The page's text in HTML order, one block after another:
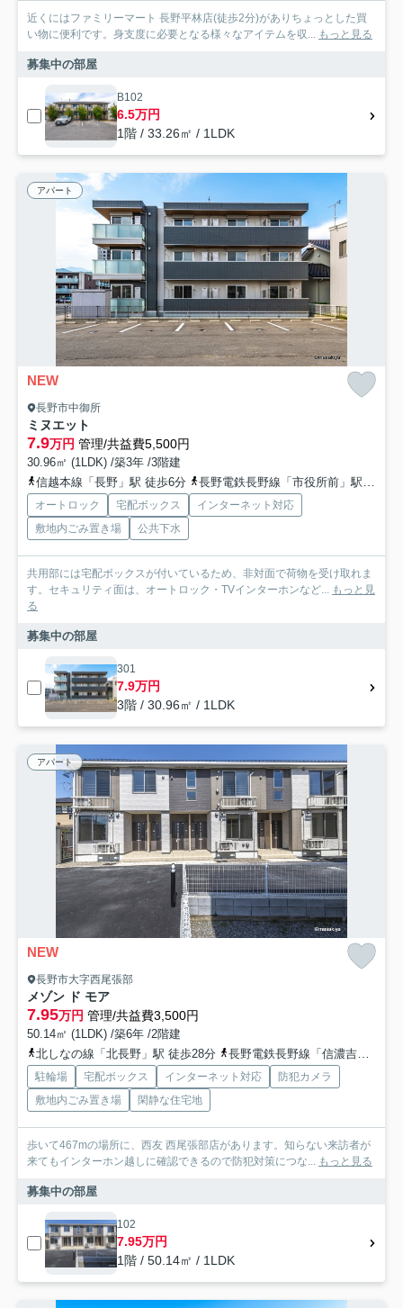
近くにはファミリーマート 長野平林店(徒歩2分)がありちょっとした買
い物に便利です。身支度に必要となる様々なアイテムを収... もっと見る
募集中の部屋
B102
6.5万円
1階 / 33.26㎡ / 1LDK
アパート
NEW
長野市中御所
ミヌエット
7.9万円 管理/共益費5,500円
30.96㎡ (1LDK) /築3年 /3階建
信越本線「長野」駅 徒歩6分
長野電鉄長野線「市役所前」駅 徒歩18分
オートロック 宅配ボックス
インターネット対応
敷地内ごみ置き場
公共下水
共用部には宅配ボックスが付いているため、非対面で荷物を受け取れま
す。セキュリティ面は、オートロック・TVインターホンなど... もっと見
る
募集中の部屋
301
7.9万円
3階 / 30.96㎡ / 1LDK
アパート
NEW
長野市大字西尾張部
メゾン ド モア
7.95万円 管理/共益費3,500円
50.14㎡ (1LDK) /築6年 /2階建
北しなの線「北長野」駅 徒歩28分
長野電鉄長野線「信濃吉田」駅 徒歩33分
駐輪場 宅配ボックス インターネット対応
防犯カメラ
敷地内ごみ置き場
閑静な住宅地
歩いて467mの場所に、西友 西尾張部店があります。知らない来訪者が
来てもインターホン越しに確認できるので防犯対策につな... もっと見る
募集中の部屋
102
7.95万円
1階 / 50.14㎡ / 1LDK